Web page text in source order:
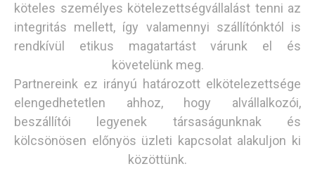
köteles személyes kötelezettségvállalást tenni az
integritás mellett, így valamennyi szállítónktól is
rendkívül etikus magatartást várunk el és
követelünk meg.
Partnereink ez irányú határozott elkötelezettsége
elengedhetetlen ahhoz, hogy alvállalkozói,
beszállítói legyenek társaságunknak és
kölcsönösen előnyös üzleti kapcsolat alakuljon ki
közöttünk.